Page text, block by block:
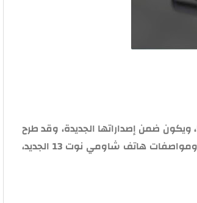
شركة شاومي الصينية، تكشف عن مميزات هاتف Redmi Note 13 Pro، ويكون ضمن إصداراتها الجديدة، وقد طرح
الهاتف خلال شهر سبتمبر الماضي، وإليكم من خلال هذا التقرير سعر ومواصفات هاتف شاومي نوت 13 الجديد،